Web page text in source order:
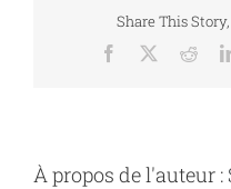
Share This
Facebook
À propos de l'auteur :